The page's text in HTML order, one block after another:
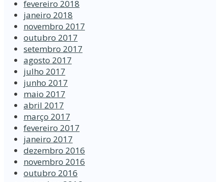
fevereiro 2018
janeiro 2018
novembro 2017
outubro 2017
setembro 2017
agosto 2017
julho 2017
junho 2017
maio 2017
abril 2017
março 2017
fevereiro 2017
janeiro 2017
dezembro 2016
novembro 2016
outubro 2016